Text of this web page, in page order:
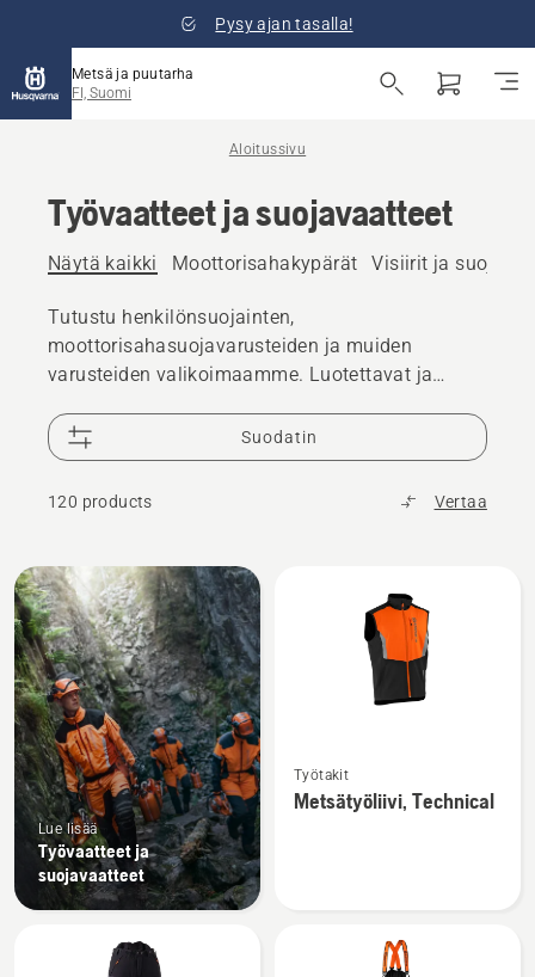
Pysy ajan tasalla!
Metsä ja puutarha
FI, Suomi
Aloitussivu
Työvaatteet ja suojavaatteet
Näytä kaikki Moottorisahakypärät Visiirit ja
Tutustu henkilönsuojainten,
moottorisahasuojavarusteiden ja muiden
varusteiden valikoimaamme. Luotettavat ja
valmis kaikkiin haasteisiin.
Suodatin
120 products Vertaa
Kaikki
tuotteet
Lue lisää
Työvaatteet ja
suojavaatteet
lisätietoja
tuotteesta
Työtakit
Metsätyöliivi, Technical